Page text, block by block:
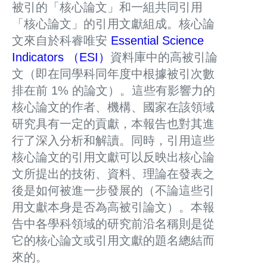
被引的「核心論文」和一組共同引用
「核心論文」的引用文獻組成。核心論
文來自於科睿唯安 Essential Science
Indicators （ESI） 資料庫中的高被引論
文（即在同學科同年度中根據被引次數
排在前 1% 的論文）。這些有影響力的
核心論文的作者、機構、國家在該領域
研究具有一定的貢獻，本報告也對其進
行了深入分析和解讀。同時，引用這些
核心論文的引用文獻可以反映出核心論
文所提出的技術、資料、理論在發表之
後是如何被進一步發展的（不論這些引
用文獻本身是否為高被引論文）。本報
告中各學科領域的研究前沿名稱則是從
它的核心論文或引用文獻的題名總結而
來的。